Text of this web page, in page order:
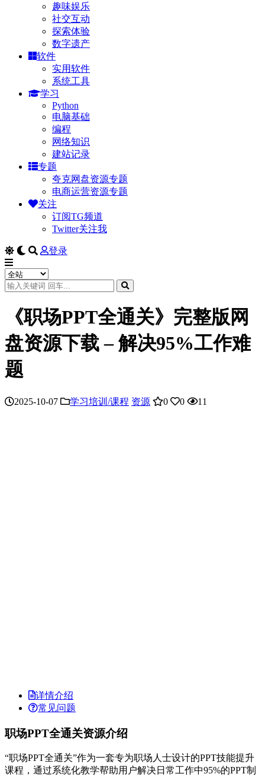
趣味娱乐
社交互动
探索体验
数字遗产
软件
实用软件
系统工具
学习
Python
电脑基础
编程
网络知识
建站记录
专题
夸克网盘资源专题
电商运营资源专题
关注
订阅TG频道
Twitter关注我
登录
《职场PPT全通关》完整版网
盘资源下载 – 解决95%工作难
题
2025-10-07 学习培训/课程 资源 0 0 11
详情介绍
常见问题
职场PPT全通关资源介绍
“职场PPT全通关”作为一套专为职场人士设计的PPT技能提升
课程，通过系统化教学帮助用户解决日常工作中95%的PPT制